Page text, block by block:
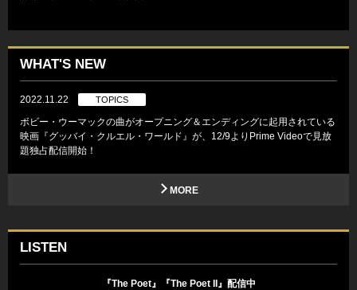
WHAT'S NEW
2022.11.22 TOPICS
ボビー・ウーマックの曲がオープニング＆エンディングに起用されている
映画『グッバイ・クルエル・ワールド』が、12/9よりPrime Videoで見放
題独占配信開始！
MORE
LISTEN
『The Poet』『The Poet II』配信中